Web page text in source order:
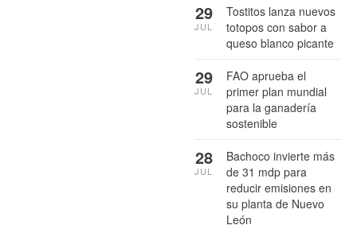
Tostitos lanza nuevos
totopos con sabor a
queso blanco picante
29
JUL
FAO aprueba el
primer plan mundial
para la ganadería
sostenible
29
JUL
Bachoco invierte más
de 31 mdp para
reducir emisiones en
su planta de Nuevo
León
28
JUL